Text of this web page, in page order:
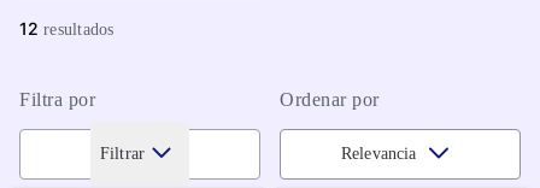
12
Filtra por Ordenar por
Filtrar Relevancia